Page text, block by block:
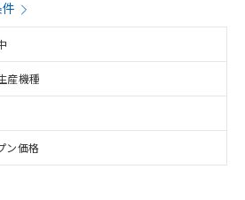
産機種
ン価格